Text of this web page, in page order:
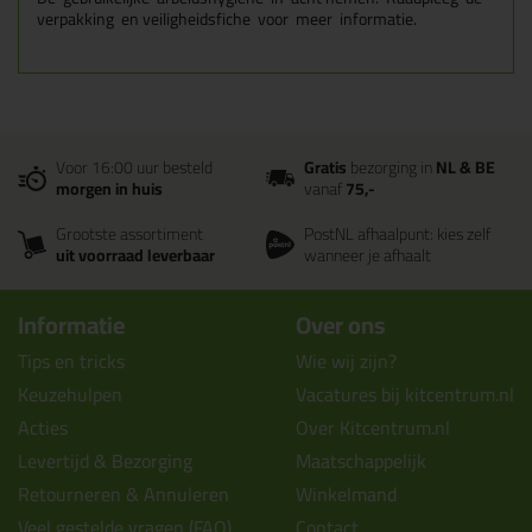
verpakking en veiligheidsfiche voor meer informatie.
Voor 16:00 uur besteld
morgen in huis
Gratisbezorging inNL & BE
vanaf75,-
Grootste assortiment
uit voorraad leverbaar
PostNL afhaalpunt: kies zelf
wanneer je afhaalt
Informatie
Tips en tricks
Keuzehulpen
Acties
Levertijd & Bezorging
Retourneren & Annuleren
Over ons
Wie wij zijn?
Vacatures bij kitcentrum.nl
Over Kitcentrum.nl
Maatschappelijk
Winkelmand